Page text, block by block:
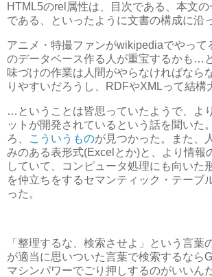
HTML5のrel属性は、目次である、本文
である、といったように文書の構成に沿
アニメ・特撮ファンがwikipediaでやって
のデータベース作る人が重宝するかも…
味づけの作業は人間がやらなければなら
りやすいだろうし、RDFやXMLって結構
…ということは皆思っていたようで、よ
ットが開発されているという話を聞いた
ろ、
こういうものが見つかった。また、
みのある表形式(Excelとか)と、より情報
していて、コンピュータ処理にも向いた
を仲立ちをするセマンティック・テーブ
った。
「整理するな、検索させよ」という言葉
が適当に思いついた言葉で検索するなら
マシンパワーでごり押しするのがいいん